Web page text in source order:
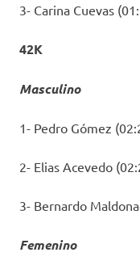
3- Carina Cuevas
42K
Masculino
1- Pedro Gómez
2- Elias Acevedo
3- Bernardo
Femenino